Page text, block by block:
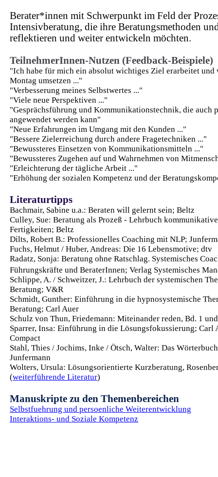
Berater*innen mit Schwerpunkt im Feld der
Intensivberatung, die ihre Beratungsmethoden
reflektieren und weiter entwickeln möchten.
TeilnehmerInnen-Nutzen (Feedback-Beispiele)
"Ich habe für mich ein absolut wichtiges Ziel erarbeitet und
Montag umsetzen ..."
"Verbesserung meines Selbstwertes ..."
"Viele neue Perspektiven ..."
"Gesprächsführung und Kommunikationstechnik, die auch
angewendet werden kann"
"Neue Erfahrungen im Umgang mit den Kunden ..."
"Bessere Zielerreichung durch andere Fragetechniken ..."
"Bewussteres Einsetzen von Kommunikationsmitteln ..."
"Bewussteres Zugehen auf und Wahrnehmen von
"Erleichterung der tägliche Arbeit ..."
"Erhöhung der sozialen Kompetenz und der
Literaturtipps
Bachmair, Sabine u.a.: Beraten will gelernt sein; Beltz
Culley, Sue: Beratung als Prozeß - Lehrbuch
Fertigkeiten; Beltz
Dilts, Robert B.: Professionelles Coaching mit NLP;
Fuchs, Helmut / Huber, Andreas: Die 16 Lebensmotive; dtv
Radatz, Sonja: Beratung ohne Ratschlag. Systemisches
Führungskräfte und BeraterInnen; Verlag Systemisches
Schlippe, A. / Schweitzer, J.: Lehrbuch der systemischen
Beratung; V&R
Schmidt, Gunther: Einführung in die hypnosystemische
Beratung; Carl Auer
Schulz von Thun, Friedemann: Miteinander reden, Bd. 1
Sparrer, Insa: Einführung in die Lösungsfokussierung; Carl
Compact
Stahl, Thies / Jochims, Inke / Ötsch, Walter: Das
Junfermann
Wolters, Ursula: Lösungsorientierte Kurzberatung,
(weiterführende Literatur)
Manuskripte zu den Themenbereichen
Selbstfuehrung und persoenliche Weiterentwicklung
Interaktions- und Soziale Kompetenz